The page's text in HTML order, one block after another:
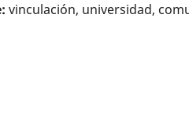
vinculación, universidad,